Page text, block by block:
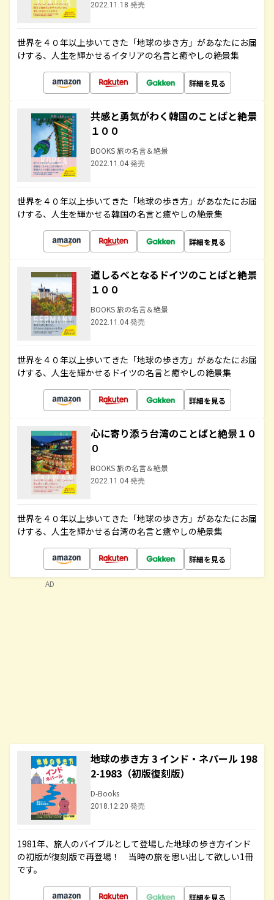
2022.11.18 発売
世界を４０年以上歩いてきた「地球の歩き方」があなたにお届
けする、人生を輝かせるイタリアの名言と癒やしの絶景集
詳細を見る
共感と勇気がわく韓国のことばと絶景
１００
BOOKS 旅の名言＆絶景
2022.11.04 発売
世界を４０年以上歩いてきた「地球の歩き方」があなたにお届
けする、人生を輝かせる韓国の名言と癒やしの絶景集
詳細を見る
道しるべとなるドイツのことばと絶景
１００
BOOKS 旅の名言＆絶景
2022.11.04 発売
世界を４０年以上歩いてきた「地球の歩き方」があなたにお届
けする、人生を輝かせるドイツの名言と癒やしの絶景集
詳細を見る
心に寄り添う台湾のことばと絶景１０
０
BOOKS 旅の名言＆絶景
2022.11.04 発売
世界を４０年以上歩いてきた「地球の歩き方」があなたにお届
けする、人生を輝かせる台湾の名言と癒やしの絶景集
詳細を見る
地球の歩き方 3 インド・ネパール 198
2-1983（初版復刻版）
D-Books
2018.12.20 発売
1981年、旅人のバイブルとして登場した地球の歩き方インド
の初版が復刻版で再登場！ 当時の旅を思い出して欲しい1冊
です。
詳細を見る
AD